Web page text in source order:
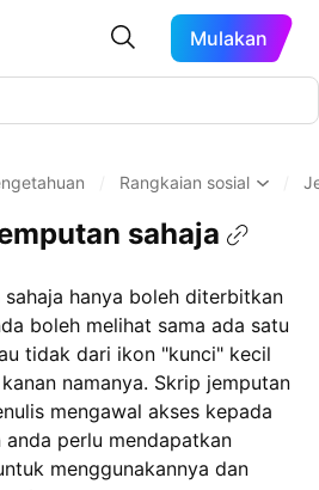
Mulakan
Rangkaian sosial
sahaja
hanya boleh diterbitkan
boleh melihat sama ada satu
tidak dari ikon "kunci" kecil
namanya. Skrip jemputan
mengawal akses kepada
perlu mendapatkan
menggunakannya dan